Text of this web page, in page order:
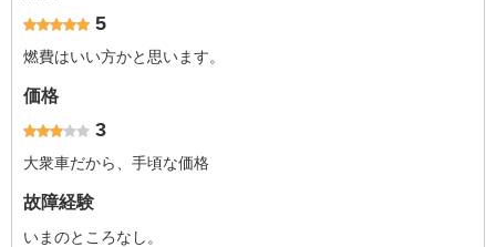
5
燃費はいい方かと思います。
価格
3
大衆車だから、手頃な価格
故障経験
いまのところなし。